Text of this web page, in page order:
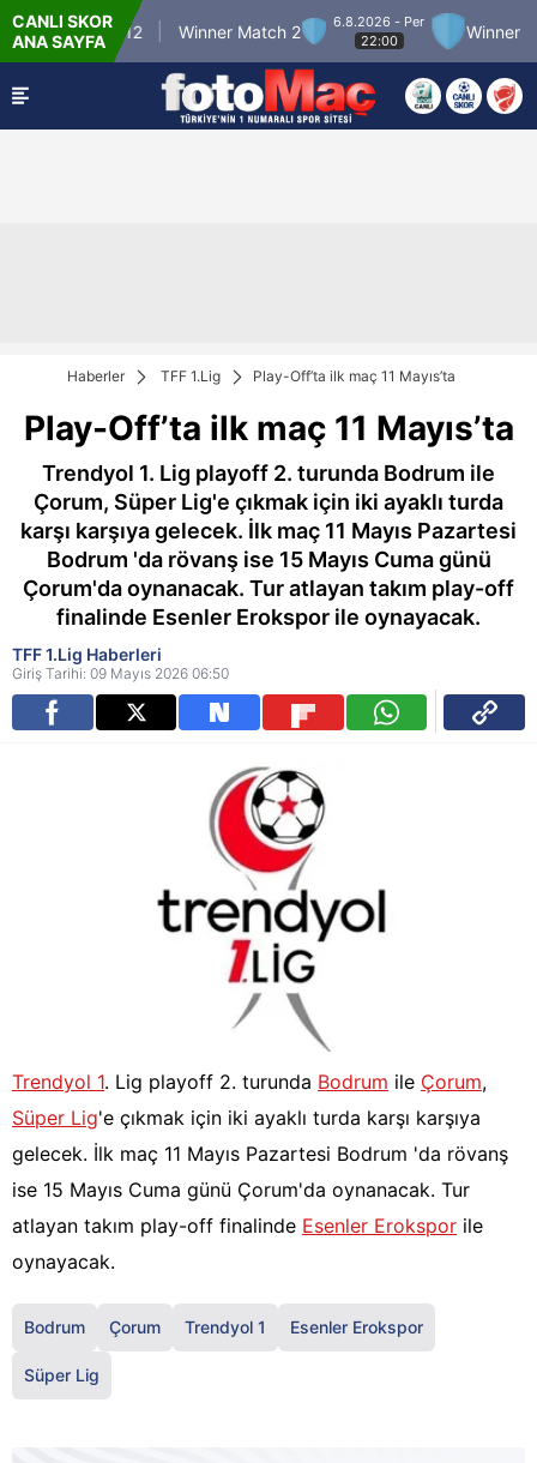
CANLI SKOR
ANA SAYFA
Match 12 Winner Match 2
6.8.2026 - Per
22:00
Winner
Haberler TFF 1.Lig Play-Off’ta ilk maç 11 Mayıs’ta
Play-Off’ta ilk maç 11 Mayıs’ta
Trendyol 1. Lig playoff 2. turunda Bodrum ile
Çorum, Süper Lig'e çıkmak için iki ayaklı turda
karşı karşıya gelecek. İlk maç 11 Mayıs Pazartesi
Bodrum 'da rövanş ise 15 Mayıs Cuma günü
Çorum'da oynanacak. Tur atlayan takım play-off
finalinde Esenler Erokspor ile oynayacak.
TFF 1.Lig Haberleri
Giriş Tarihi: 09 Mayıs 2026 06:50
Trendyol 1. Lig playoff 2. turunda Bodrum ile Çorum,
Süper Lig'e çıkmak için iki ayaklı turda karşı karşıya
gelecek. İlk maç 11 Mayıs Pazartesi Bodrum 'da rövanş
ise 15 Mayıs Cuma günü Çorum'da oynanacak. Tur
atlayan takım play-off finalinde Esenler Erokspor ile
oynayacak.
Bodrum Çorum Trendyol 1 Esenler Erokspor
Süper Lig